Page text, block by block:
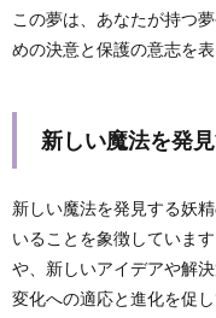
この夢は、あなたが持つ
めの決意と保護の意志を
新しい魔法を発
新しい魔法を発見する妖精
いることを象徴していま
や、新しいアイデアや解
変化への適応と進化を促